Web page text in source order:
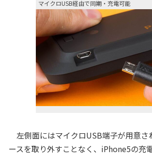
マイクロUSB経由で同期・充電可能
左側面にはマイクロUSB端子が用意さ
ースを取り外すことなく、iPhone5の充